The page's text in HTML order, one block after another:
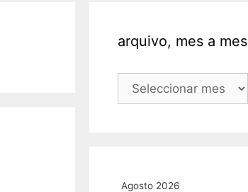
arquivo, mes a mes
arquivo,
Agosto 2026